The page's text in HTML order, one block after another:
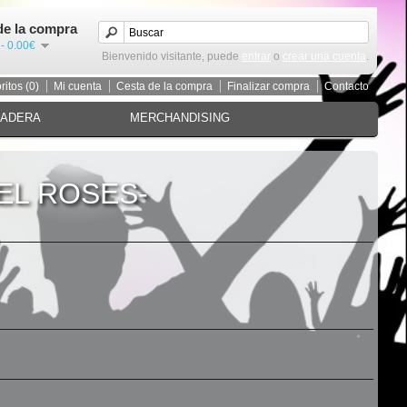
la compra
0.00€
Bienvenido visitante, puede
entrar o crear una cuenta .
(0) Mi cuenta Cesta de la compra Finalizar compra Contacto
MERCHANDISING
ROSES-